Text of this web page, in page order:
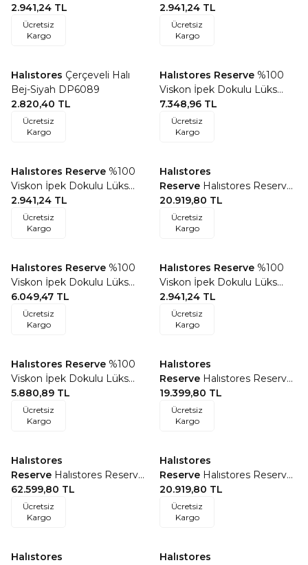
Halı 14 Mavi Vizon
2.941,24 TL
Ücretsiz
Kargo
Halı 13 Mavi Vizon
2.941,24 TL
Ücretsiz
Kargo
Favorilere Ekle
Halıstores Çerçeveli Halı
Bej-Siyah DP6089
2.820,40 TL
Ücretsiz
Kargo
Favorilere Ekle
Halıstores Reserve %100
Viskon İpek Dokulu Lüks
Halı 04 Sarı Gri
7.348,96 TL
Ücretsiz
Kargo
Favorilere Ekle
Halıstores Reserve %100
Viskon İpek Dokulu Lüks
Halı 04 Krem Gri
2.941,24 TL
Ücretsiz
Kargo
Favorilere Ekle
Halıstores
Reserve Halıstores Reserve
Kişiye Özel Tasarım Halı
Origami 01
20.919,80 TL
Ücretsiz
Kargo
Favorilere Ekle
Halıstores Reserve %100
Viskon İpek Dokulu Lüks
Halı 03 Gri Mavi
6.049,47 TL
Ücretsiz
Kargo
Favorilere Ekle
Halıstores Reserve %100
Viskon İpek Dokulu Lüks
Halı 02 Gri Mavi
2.941,24 TL
Ücretsiz
Kargo
Favorilere Ekle
Halıstores Reserve %100
Viskon İpek Dokulu Lüks
Halı 02 Krem Gri
5.880,89 TL
Ücretsiz
Kargo
Favorilere Ekle
Halıstores
Reserve Halıstores Reserve
Kişiye Özel Tasarım Dantel
Yuvarlak Halı Krem
19.399,80 TL
Ücretsiz
Kargo
Favorilere Ekle
Halıstores
Reserve Halıstores Reserve
Kişiye Özel Tasarım Dantel
Yuvarlak Halı Açık Bej
62.599,80 TL
Ücretsiz
Kargo
Favorilere Ekle
Halıstores
Reserve Halıstores Reserve
Design Kids Ayıcık Halı
Kahve
20.919,80 TL
Ücretsiz
Kargo
Halıstores
Halıstores